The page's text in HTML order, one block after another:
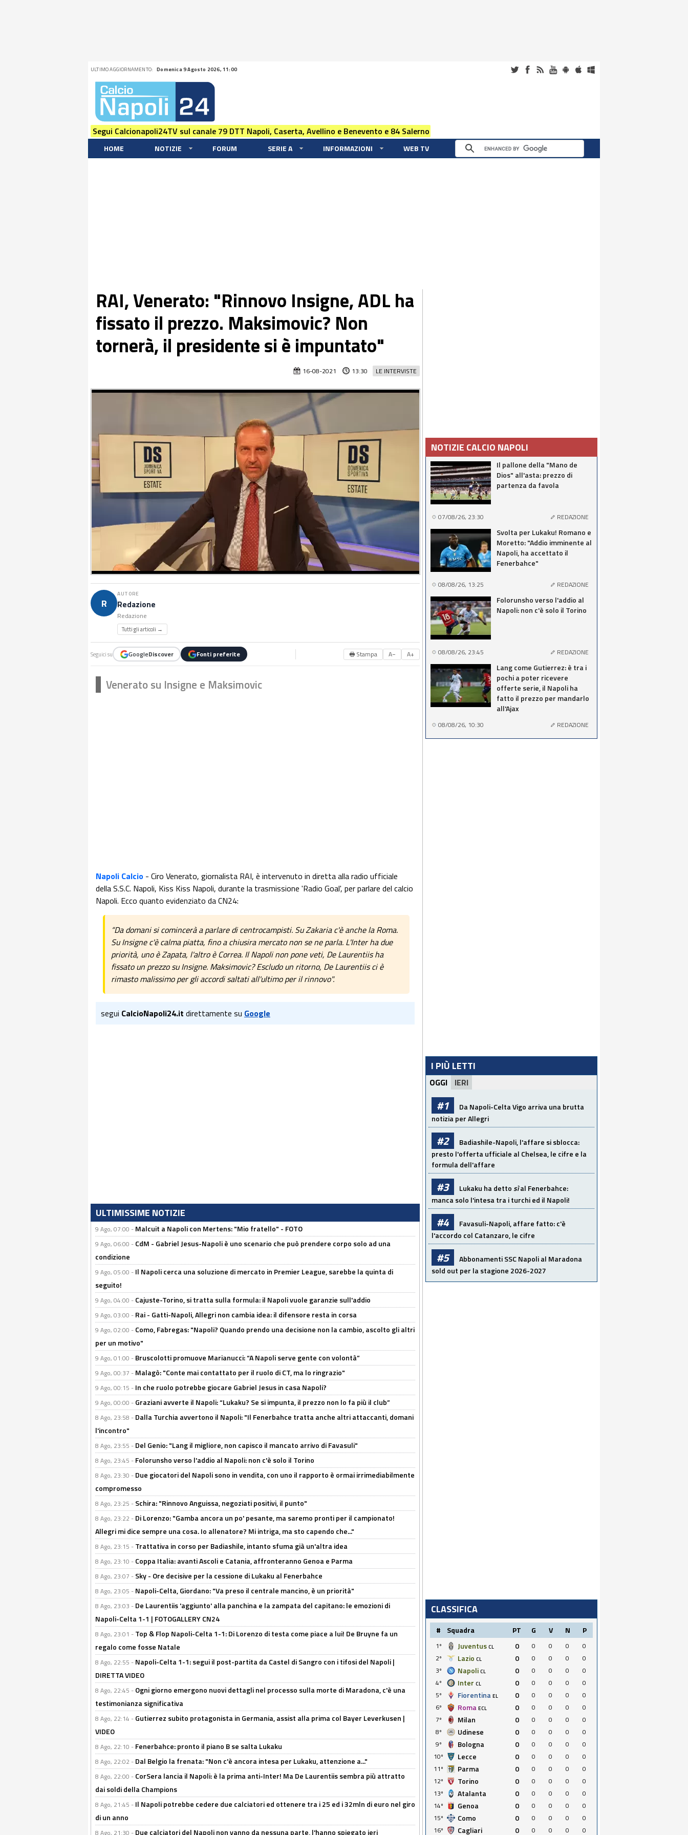
ULTIMO AGGIORNAMENTO: Domenica 9 Agosto 2026, 11:00
Segui Calcionapoli24TV sul canale 79 DTT Napoli, Caserta, Avellino e Benevento e 84 Salerno
HOME NOTIZIE FORUM SERIE A INFORMAZIONI WEB TV
RAI, Venerato: "Rinnovo Insigne, ADL ha
fissato il prezzo. Maksimovic? Non
tornerà, il presidente si è impuntato"
LE INTERVISTE
16-08-2021 13:30
R
AUTORE
Redazione
Redazione
Tutti gli articoli →
Seguici su GoogleDiscover Fonti preferite 🖶 Stampa A− A+
Venerato su Insigne e Maksimovic
Napoli Calcio - Ciro Venerato, giornalista RAI, è intervenuto in diretta alla radio ufficiale
della S.S.C. Napoli, Kiss Kiss Napoli, durante la trasmissione 'Radio Goal', per parlare del calcio
Napoli. Ecco quanto evidenziato da CN24:
“Da domani si comincerà a parlare di centrocampisti. Su Zakaria c'è anche la Roma.
Su Insigne c'è calma piatta, fino a chiusira mercato non se ne parla. L'Inter ha due
priorità, uno è Zapata, l'altro è Correa. Il Napoli non pone veti, De Laurentiis ha
fissato un prezzo su Insigne. Maksimovic? Escludo un ritorno, De Laurentiis ci è
rimasto malissimo per gli accordi saltati all'ultimo per il rinnovo".
segui CalcioNapoli24.it direttamente su Google
ULTIMISSIME NOTIZIE
9 Ago, 07:00 - Malcuit a Napoli con Mertens: "Mio fratello" - FOTO
9 Ago, 06:00 - CdM - Gabriel Jesus-Napoli è uno scenario che può prendere corpo solo ad una
condizione
9 Ago, 05:00 - Il Napoli cerca una soluzione di mercato in Premier League, sarebbe la quinta di
seguito!
9 Ago, 04:00 - Cajuste-Torino, si tratta sulla formula: il Napoli vuole garanzie sull'addio
9 Ago, 03:00 - Rai - Gatti-Napoli, Allegri non cambia idea: il difensore resta in corsa
9 Ago, 02:00 - Como, Fabregas: "Napoli? Quando prendo una decisione non la cambio, ascolto gli altri
per un motivo"
9 Ago, 01:00 - Bruscolotti promuove Marianucci: “A Napoli serve gente con volontà”
9 Ago, 00:37 - Malagò: "Conte mai contattato per il ruolo di CT, ma lo ringrazio"
9 Ago, 00:15 - In che ruolo potrebbe giocare Gabriel Jesus in casa Napoli?
9 Ago, 00:00 - Graziani avverte il Napoli: “Lukaku? Se si impunta, il prezzo non lo fa più il club”
8 Ago, 23:58 - Dalla Turchia avvertono il Napoli: "Il Fenerbahce tratta anche altri attaccanti, domani
l'incontro"
8 Ago, 23:55 - Del Genio: "Lang il migliore, non capisco il mancato arrivo di Favasuli"
8 Ago, 23:45 - Folorunsho verso l'addio al Napoli: non c'è solo il Torino
8 Ago, 23:30 - Due giocatori del Napoli sono in vendita, con uno il rapporto è ormai irrimediabilmente
compromesso
8 Ago, 23:25 - Schira: "Rinnovo Anguissa, negoziati positivi, il punto"
8 Ago, 23:22 - Di Lorenzo: "Gamba ancora un po' pesante, ma saremo pronti per il campionato!
Allegri mi dice sempre una cosa. Io allenatore? Mi intriga, ma sto capendo che..."
8 Ago, 23:15 - Trattativa in corso per Badiashile, intanto sfuma già un'altra idea
8 Ago, 23:10 - Coppa Italia: avanti Ascoli e Catania, affronteranno Genoa e Parma
8 Ago, 23:07 - Sky - Ore decisive per la cessione di Lukaku al Fenerbahce
8 Ago, 23:05 - Napoli-Celta, Giordano: "Va preso il centrale mancino, è un priorità"
8 Ago, 23:03 - De Laurentiis 'aggiunto' alla panchina e la zampata del capitano: le emozioni di
Napoli-Celta 1-1 | FOTOGALLERY CN24
8 Ago, 23:01 - Top & Flop Napoli-Celta 1-1: Di Lorenzo di testa come piace a lui! De Bruyne fa un
regalo come fosse Natale
8 Ago, 22:55 - Napoli-Celta 1-1: segui il post-partita da Castel di Sangro con i tifosi del Napoli |
DIRETTA VIDEO
8 Ago, 22:45 - Ogni giorno emergono nuovi dettagli nel processo sulla morte di Maradona, c'è una
testimonianza significativa
8 Ago, 22:14 - Gutierrez subito protagonista in Germania, assist alla prima col Bayer Leverkusen |
VIDEO
8 Ago, 22:10 - Fenerbahce: pronto il piano B se salta Lukaku
8 Ago, 22:02 - Dal Belgio la frenata: "Non c'è ancora intesa per Lukaku, attenzione a..."
8 Ago, 22:00 - CorSera lancia il Napoli: è la prima anti-Inter! Ma De Laurentiis sembra più attratto
dai soldi della Champions
8 Ago, 21:45 - Il Napoli potrebbe cedere due calciatori ed ottenere tra i 25 ed i 32mln di euro nel giro
di un anno
8 Ago, 21:30 - Due calciatori del Napoli non vanno da nessuna parte, l'hanno spiegato ieri
NOTIZIE CALCIO NAPOLI
Il pallone della "Mano de
Dios" all'asta: prezzo di
partenza da favola
07/08/26, 23:30 REDAZIONE
Svolta per Lukaku! Romano e
Moretto: "Addio imminente al
Napoli, ha accettato il
Fenerbahce"
08/08/26, 13:25 REDAZIONE
Folorunsho verso l'addio al
Napoli: non c'è solo il Torino
08/08/26, 23:45 REDAZIONE
Lang come Gutierrez: è tra i
pochi a poter ricevere
offerte serie, il Napoli ha
fatto il prezzo per mandarlo
all'Ajax
08/08/26, 10:30 REDAZIONE
I PIÙ LETTI
OGGI IERI
#1
Da Napoli-Celta Vigo arriva una brutta
notizia per Allegri
#2
Badiashile-Napoli, l'affare si sblocca:
presto l'offerta ufficiale al Chelsea, le cifre e la
formula dell'affare
#3 Lukaku ha dettosìal Fenerbahce:
manca solo l'intesa tra i turchi ed il Napoli!
#4
Favasuli-Napoli, affare fatto: c'è
l'accordo col Catanzaro, le cifre
#5
Abbonamenti SSC Napoli al Maradona
sold out per la stagione 2026-2027
CLASSIFICA
# Squadra PT G V N P
1º Juventus CL 0 0 0 0
0
2º
Lazio CL 0 0 0 0
0
3º
Napoli CL 0 0 0 0
0
4º
Inter CL 0 0 0 0
0
5º
Fiorentina EL 0 0 0 0
0
6º
Roma ECL 0 0 0 0
0
7º
Milan 0 0 0 0
0
8º
Udinese 0 0 0 0
0
9º
Bologna 0 0 0 0
0
10º
Lecce 0 0 0 0
0
11º
Parma 0 0 0 0
0
12º
Torino 0 0 0 0
0
13º
Atalanta 0 0 0 0
0
14º
Genoa 0 0 0 0
0
15º
Como 0 0 0 0
0
16º
Cagliari 0 0 0 0 0